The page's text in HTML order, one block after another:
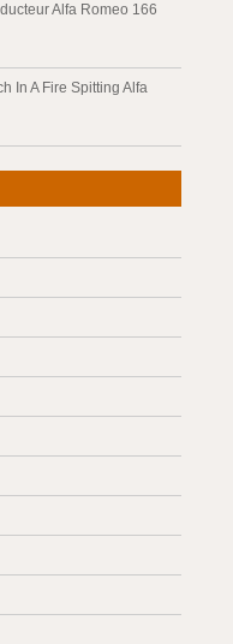
Alfa Romeo 166
In A Fire Spitting Alfa